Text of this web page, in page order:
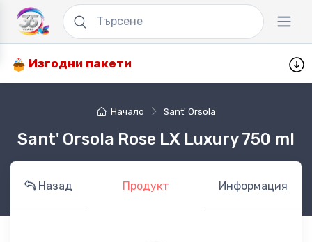
Изгодни пакети
Начало Sant' Orsola
Sant' Orsola Rose LX Luxury 750 ml
Назад Продукт Информация